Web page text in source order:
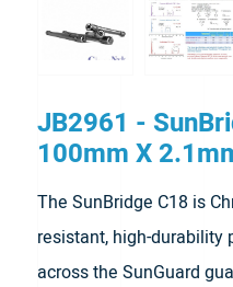
JB2961 -
100mm X
The SunBridge C18 is
resistant, high-
across the SunGuard